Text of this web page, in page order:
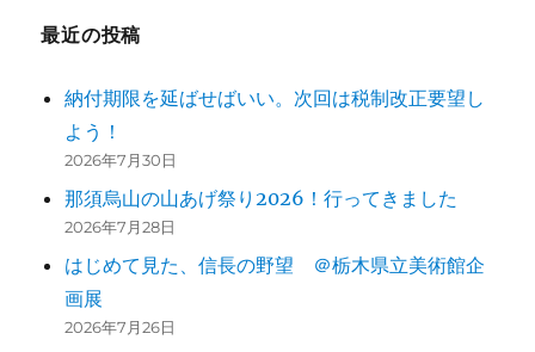
最近の投稿
納付期限を延ばせばいい。次回は税制改正要望し
よう！
2026年7月30日
那須烏山の山あげ祭り2026！行ってきました
2026年7月28日
はじめて見た、信長の野望 ＠栃木県立美術館企
画展
2026年7月26日